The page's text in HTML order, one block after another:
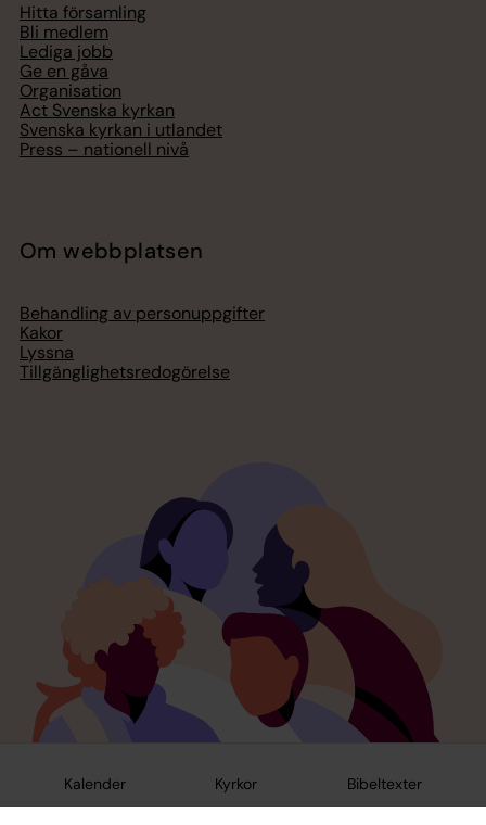
Kalender Kyrkor Bibeltexter
Hitta församling
Bli medlem
Lediga jobb
Ge en gåva
Organisation
Act Svenska kyrkan
Svenska kyrkan i utlandet
Press – nationell nivå
Om webbplatsen
Behandling av personuppgifter
Kakor
Lyssna
Tillgänglighetsredogörelse